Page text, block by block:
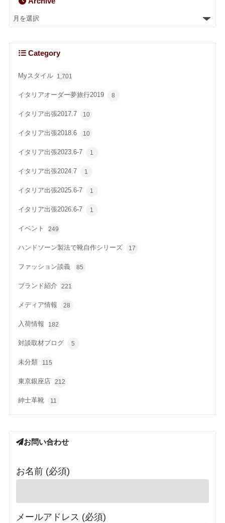
Category
Myスタイル 1,701
イタリアオーダー夢旅行2019 8
イタリア出張2017.7 10
イタリア出張2018.6 10
イタリア出張2023.6-7 1
イタリア出張2024.7 1
イタリア出張2025.6-7 1
イタリア出張2026.6-7 1
イベント 249
ハンドソーン製法で靴自作シリーズ 17
ファッション談義 85
ブランド紹介 221
メディア情報 28
入荷情報 182
対談取材ブログ 5
未分類 115
東京銀座店 212
紳士革靴 11
お問い合わせ
お名前 (必須)
メールアドレス (必須)